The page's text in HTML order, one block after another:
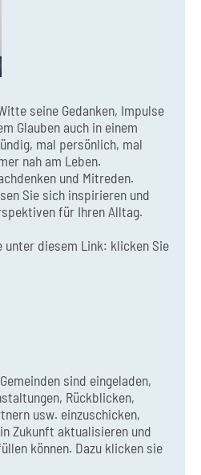
seine Gedanken, Impulse
Glauben auch in einem
mal persönlich, mal
nah am Leben.
und Mitreden.
Sie sich inspirieren und
für Ihren Alltag.
unter diesem Link: klicken Sie
sind eingeladen,
Rückblicken,
usw. einzuschicken,
Zukunft aktualisieren und
können. Dazu klicken sie